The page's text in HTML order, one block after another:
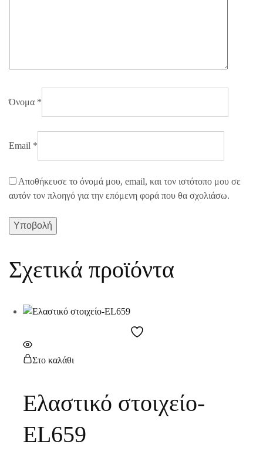
Όνομα *
Email *
Αποθήκευσε το όνομά μου, email, και τον ιστότοπο μου σε
αυτόν τον πλοηγό για την επόμενη φορά που θα σχολιάσω.
Σχετικά προϊόντα
Στο καλάθι
Ελαστικό στοιχείο-
EL659